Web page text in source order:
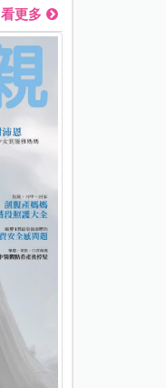
看更多